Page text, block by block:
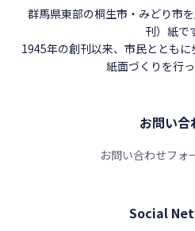
群馬県東部の桐生市・みどり市
刊）紙で
1945年の創刊以来、市民ととも
紙面づくりを行っ
お問い合
お問い合わせフォ
Social